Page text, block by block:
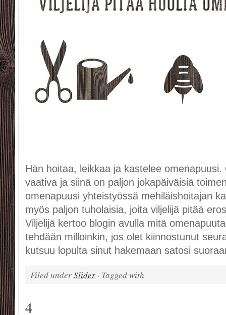
Hän hoitaa, leikkaa ja kastelee
vaativa ja siinä on paljon jokapäiväisiä
omenapuusi yhteistyössä mehiläishoitajan
myös paljon tuholaisia, joita viljelijä pitää
Viljelijä kertoo blogin avulla mitä
tehdään milloinkin, jos olet kiinnostunut
kutsuu lopulta sinut hakemaan satosi
Filed underSlider · Tagged with
4